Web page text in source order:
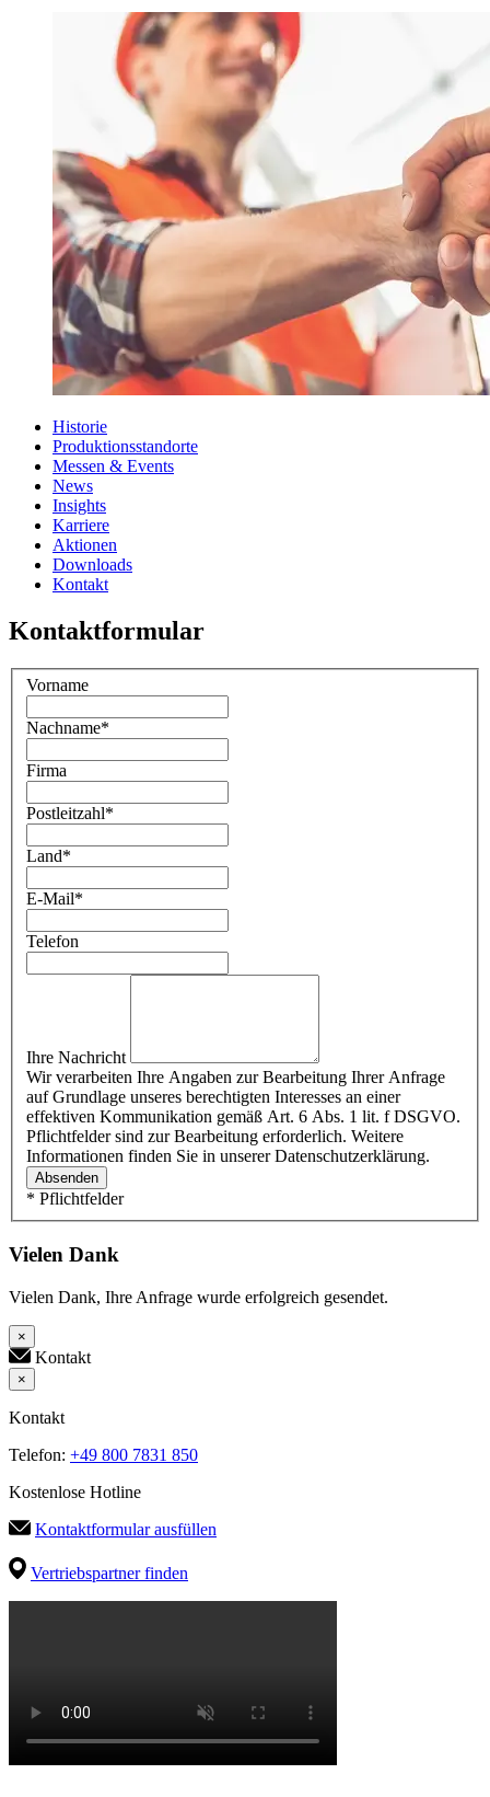
Historie
Produktionsstandorte
Messen & Events
News
Insights
Karriere
Aktionen
Downloads
Kontakt
Kontaktformular
Vorname
Nachname*
Firma
Postleitzahl*
Land*
E-Mail*
Telefon
Ihre Nachricht
Wir verarbeiten Ihre Angaben zur Bearbeitung Ihrer Anfrage
auf Grundlage unseres berechtigten Interesses an einer
effektiven Kommunikation gemäß Art. 6 Abs. 1 lit. f DSGVO.
Pflichtfelder sind zur Bearbeitung erforderlich. Weitere
Informationen finden Sie in unserer Datenschutzerklärung.
Absenden
* Pflichtfelder
Vielen Dank
Vielen Dank, Ihre Anfrage wurde erfolgreich gesendet.
×
Kontakt
×
Kontakt
Telefon: +49 800 7831 850
Kostenlose Hotline
Kontaktformular ausfüllen
Vertriebspartner finden